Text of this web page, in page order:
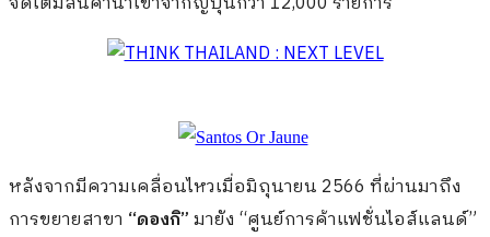
หลังจากมีความเคลื่อนไหวเมื่อมิถุนายน 2566 ที่ผ่านมาถึง
การขยายสาขา “ดองกิ”มายัง “ศูนย์การค้าแฟชั่นไอส์แลนด์”